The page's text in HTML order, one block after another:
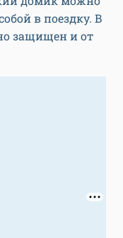
в поездку. В
защищен и от